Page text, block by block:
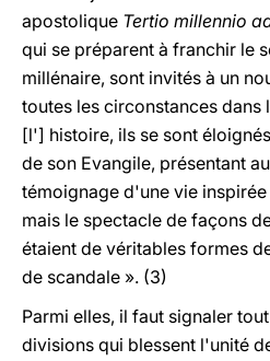
apostolique Tertio millennio
qui se préparent à franchir le
millénaire, sont invités à un
toutes les circonstances dans
[l'] histoire, ils se sont
de son Evangile, présentant
témoignage d'une vie
mais le spectacle de façons
étaient de véritables formes
de scandale ». (3)
Parmi elles, il faut signaler
divisions qui blessent l'unité